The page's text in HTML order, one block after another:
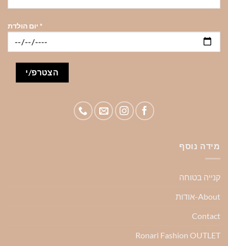
*
מידה נוסף
קנייה בטוחה
About-אודות
Contact
Ronari Fashion OUTLET